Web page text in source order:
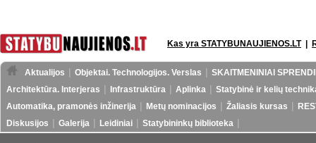
Kas yra STATYBUNAUJIENOS.LT|
Aktualijos Objektai. Technologijos. Verslas
SKAITMENINIAI
Architektūra. Interjeras
Infrastruktūra Aplinka
Statybinė ir kelių
Automatika, pramonės inžinerija
Metų nominacijos Žaliasis kursas
Diskusijos
Galerija Leidiniai Statybininkų biblioteka